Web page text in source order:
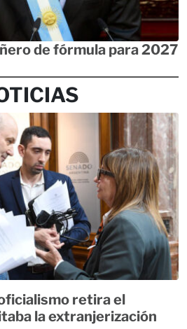
de fórmula para 2027
retira el
la extranjerización